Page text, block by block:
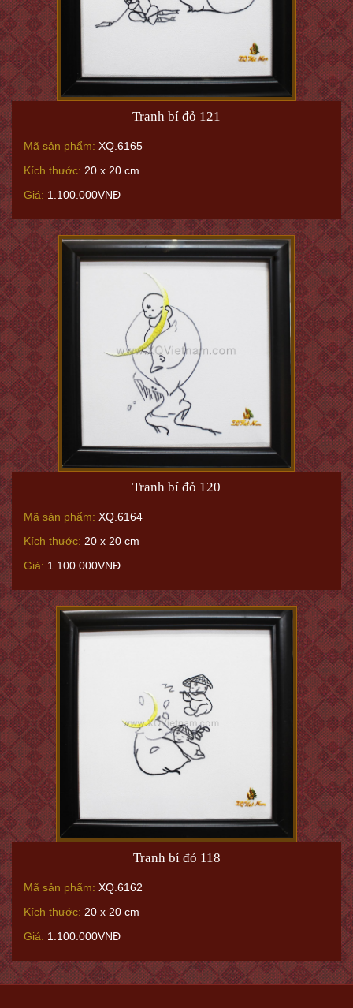
Tranh bí đỏ 121
Mã sản phẩm: XQ.6165
Kích thước: 20 x 20 cm
Giá: 1.100.000VNĐ
Tranh bí đỏ 120
Mã sản phẩm: XQ.6164
Kích thước: 20 x 20 cm
Giá: 1.100.000VNĐ
Tranh bí đỏ 118
Mã sản phẩm: XQ.6162
Kích thước: 20 x 20 cm
Giá: 1.100.000VNĐ